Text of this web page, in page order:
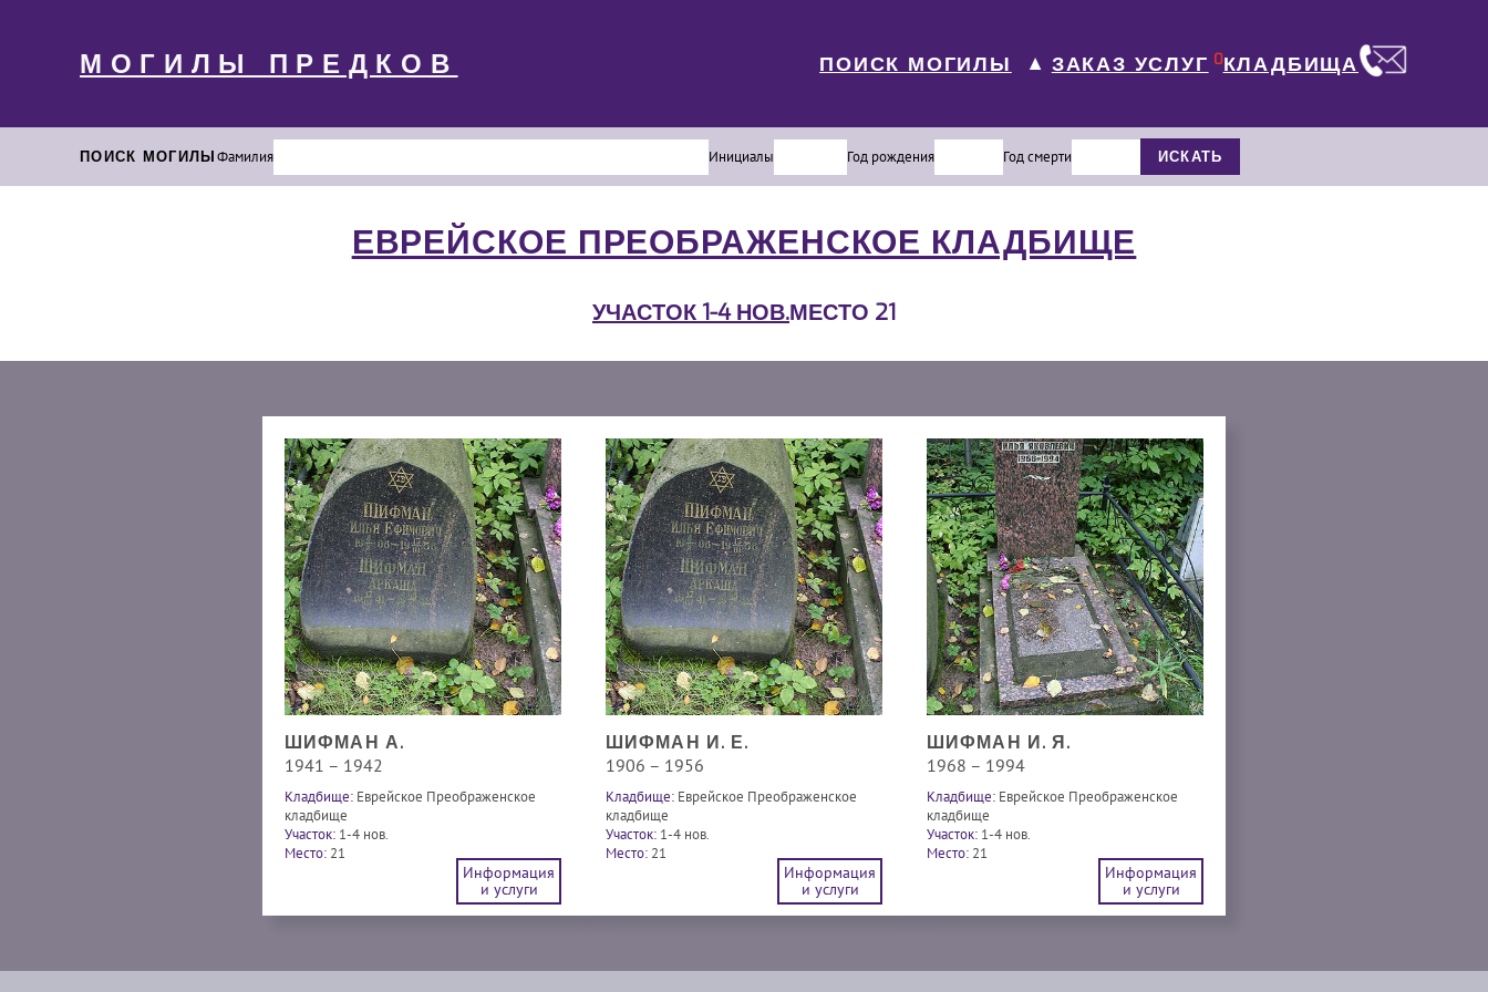
МОГИЛЫ ПРЕДКОВ ПОИСК МОГИЛЫ ▼ ЗАКАЗ УСЛУГ 0КЛАДБИЩА
ПОИСК МОГИЛЫФамилия Инициалы Год рождения Год смерти ИСКАТЬ
ЕВРЕЙСКОЕ ПРЕОБРАЖЕНСКОЕ КЛАДБИЩЕ
УЧАСТОК 1-4 НОВ.МЕСТО 21
ШИФМАН А.
1941 – 1942
Кладбище: Еврейское Преображенское
кладбище
Участок: 1-4 нов.
Место: 21
Информация
и услуги
ШИФМАН И. Е.
1906 – 1956
Кладбище: Еврейское Преображенское
кладбище
Участок: 1-4 нов.
Место: 21
Информация
и услуги
ШИФМАН И. Я.
1968 – 1994
Кладбище: Еврейское Преображенское
кладбище
Участок: 1-4 нов.
Место: 21
Информация
и услуги